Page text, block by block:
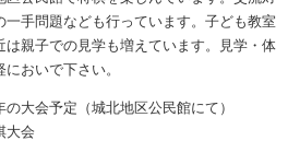
手問題なども行っています。子ども教室
は親子での見学も増えています。見学・体
おいで下さい。
大会予定（城北地区公民館にて）
大会